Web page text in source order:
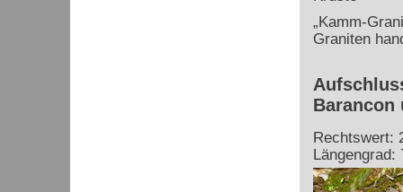
„Kamm-
Graniten
Barancon
Rechtswert:
Längengrad: